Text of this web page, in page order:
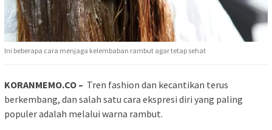
Ini beberapa cara menjaga kelembaban rambut agar tetap sehat
KORANMEMO.CO – Tren fashion dan kecantikan terus
berkembang, dan salah satu cara ekspresi diri yang paling
populer adalah melalui warna rambut.